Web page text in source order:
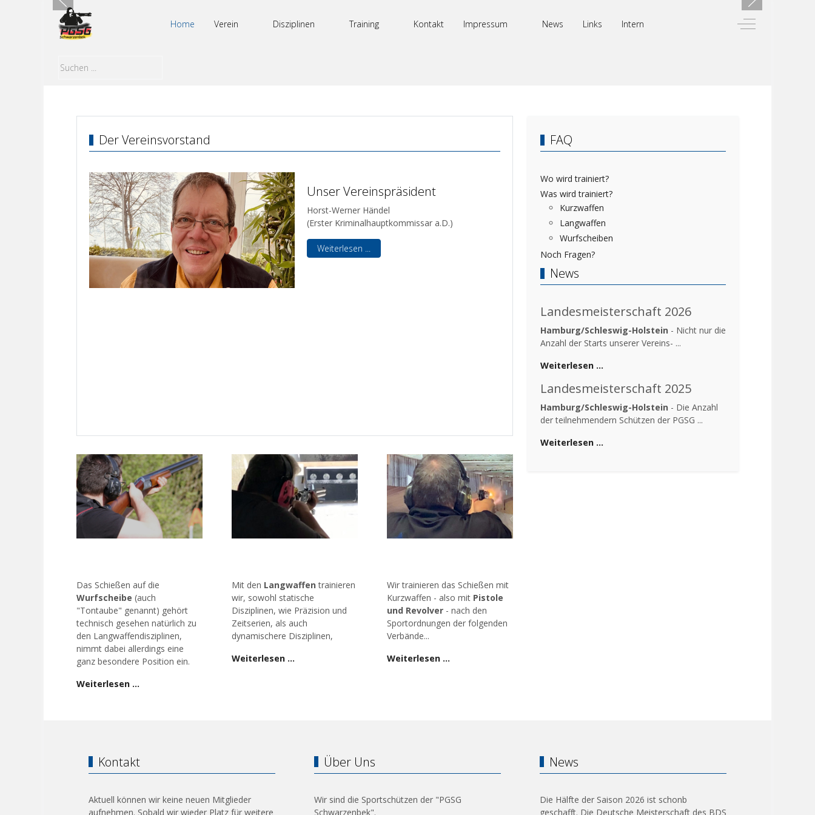
Home Verein Disziplinen Training Kontakt Impressum News Links Intern Off-Canvas
Der Vereinsvorstand
Unser Vereinspräsident
Horst-Werner Händel
(Erster Kriminalhauptkommissar a.D.)
Weiterlesen ...
Das Schießen auf die
Wurfscheibe (auch
"Tontaube" genannt) gehört
technisch gesehen natürlich zu
den Langwaffendisziplinen,
nimmt dabei allerdings eine
ganz besondere Position ein.
Weiterlesen …
Mit den Langwaffen trainieren
wir, sowohl statische
Disziplinen, wie Präzision und
Zeitserien, als auch
dynamischere Disziplinen,
Weiterlesen …
Wir trainieren das Schießen mit
Kurzwaffen - also mit Pistole
und Revolver - nach den
Sportordnungen der folgenden
Verbände...
Weiterlesen …
FAQ
Wo wird trainiert?
Was wird trainiert?
Kurzwaffen
Langwaffen
Wurfscheiben
Noch Fragen?
News
Landesmeisterschaft 2026
Hamburg/Schleswig-Holstein - Nicht nur die
Anzahl der Starts unserer Vereins- ...
Weiterlesen …
Landesmeisterschaft 2025
Hamburg/Schleswig-Holstein - Die Anzahl
der teilnehmendern Schützen der PGSG ...
Weiterlesen …
Kontakt
Aktuell können wir keine neuen Mitglieder
aufnehmen. Sobald wir wieder Platz für weitere
Über Uns
Wir sind die Sportschützen der "PGSG
Schwarzenbek".
News
Die Hälfte der Saison 2026 ist schonb
geschafft. Die Deutsche Meisterschaft des BDS